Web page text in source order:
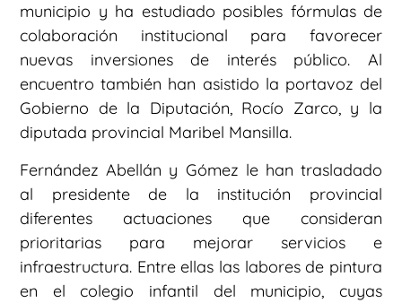
municipio y ha estudiado posibles fórmulas de
colaboración institucional para favorecer
nuevas inversiones de interés público. Al
encuentro también han asistido la portavoz del
Gobierno de la Diputación, Rocío Zarco, y la
diputada provincial Maribel Mansilla.
Fernández Abellán y Gómez le han trasladado
al presidente de la institución provincial
diferentes actuaciones que consideran
prioritarias para mejorar servicios e
infraestructura. Entre ellas las labores de pintura
en el colegio infantil del municipio, cuyas